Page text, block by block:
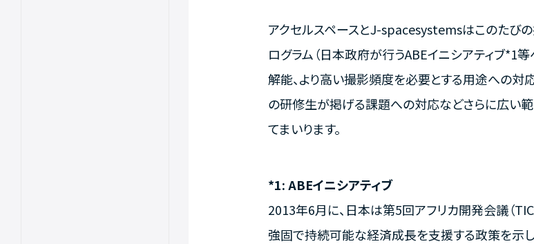
アクセルスペースとJ-spacesystemsはこのたび
ログラム（日本政府が行うABEイニシアティブ*1
解能、より高い撮影頻度を必要とする用途への対
の研修生が掲げる課題への対応などさらに広い
てまいります。
*1: ABEイニシアティブ
2013年6月に、日本は第5回アフリカ開発会議（
強固で持続可能な経済成長を支援する政策を示